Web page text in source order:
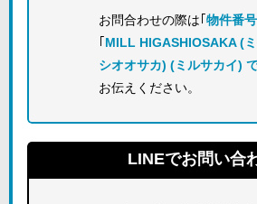
お問合わせの際は｢ 物件番号
MILL HIGASHIOSAKA (
シオオサカ) (ミルサカイ)
お伝えください。
LINEでお問い合